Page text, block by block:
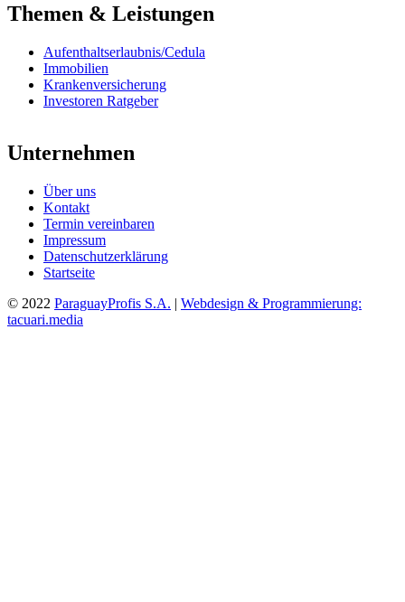
Themen & Leistungen
Aufenthaltserlaubnis/Cedula
Immobilien
Krankenversicherung
Investoren Ratgeber
Unternehmen
Über uns
Kontakt
Termin vereinbaren
Impressum
Datenschutzerklärung
Startseite
© 2022 ParaguayProfis S.A. | Webdesign & Programmierung:
tacuari.media